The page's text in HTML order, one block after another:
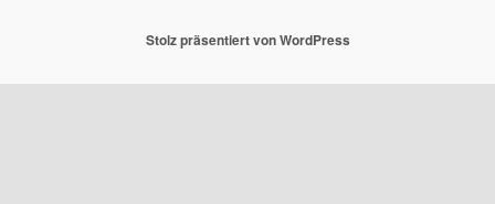
Stolz präsentiert von WordPress